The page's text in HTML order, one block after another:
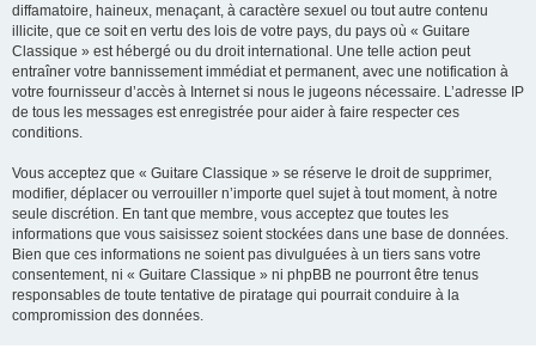
diffamatoire, haineux, menaçant, à caractère sexuel ou tout autre contenu
illicite, que ce soit en vertu des lois de votre pays, du pays où « Guitare
Classique » est hébergé ou du droit international. Une telle action peut
entraîner votre bannissement immédiat et permanent, avec une notification à
votre fournisseur d’accès à Internet si nous le jugeons nécessaire. L’adresse IP
de tous les messages est enregistrée pour aider à faire respecter ces
conditions.
Vous acceptez que « Guitare Classique » se réserve le droit de supprimer,
modifier, déplacer ou verrouiller n’importe quel sujet à tout moment, à notre
seule discrétion. En tant que membre, vous acceptez que toutes les
informations que vous saisissez soient stockées dans une base de données.
Bien que ces informations ne soient pas divulguées à un tiers sans votre
consentement, ni « Guitare Classique » ni phpBB ne pourront être tenus
responsables de toute tentative de piratage qui pourrait conduire à la
compromission des données.